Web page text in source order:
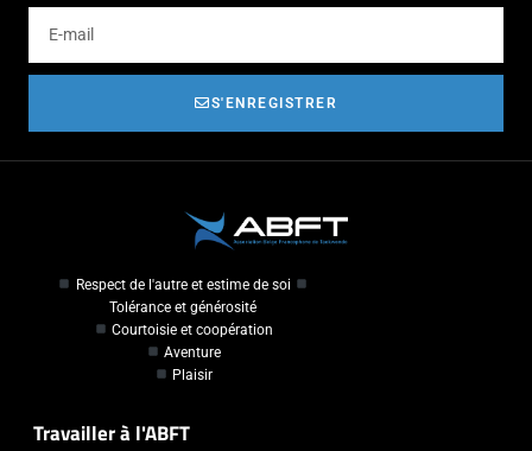
S'ENREGISTRER
Respect de l'autre et estime de soi
Tolérance et générosité
Courtoisie et coopération
Aventure
Plaisir
Travailler à l'ABFT